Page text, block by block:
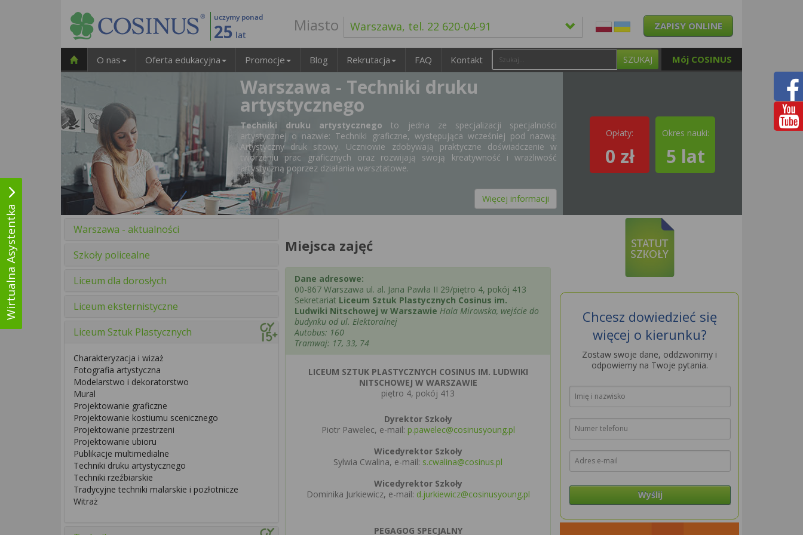
uczymy ponad
25 lat
Miasto Warszawa, tel. 22 620-04-91 ZAPISY ONLINE
Mój COSINUS
O nas Oferta edukacyjna Promocje Blog Rekrutacja FAQ Kontakt SZUKAJ
Warszawa - Techniki druku
artystycznego
Techniki druku artystycznegoto jedna ze specjalizacji specjalności
artystycznej o nazwie: Techniki graficzne, występująca wcześniej pod nazwą:
Artystyczny druk sitowy. Uczniowie zdobywają praktyczne doświadczenie w
tworzeniu prac graficznych oraz rozwijają swoją kreatywność i wrażliwość
artystyczną poprzez działania warsztatowe.
Więcej informacji
Opłaty:
0 zł
Okres nauki:
5 lat
Warszawa - aktualności
Szkoły policealne
Liceum dla dorosłych
Liceum eksternistyczne
Liceum Sztuk Plastycznych
Charakteryzacja i wizaż
Fotografia artystyczna
Modelarstwo i dekoratorstwo
Mural
Projektowanie graficzne
Projektowanie kostiumu scenicznego
Projektowanie przestrzeni
Projektowanie ubioru
Publikacje multimedialne
Techniki druku artystycznego
Techniki rzeźbiarskie
Tradycyjne techniki malarskie i pozłotnicze
Witraż
Miejsca zajęć
Dane adresowe:
00-867 Warszawa ul. al. Jana Pawła II 29/piętro 4, pokój 413
Sekretariat Liceum Sztuk Plastycznych Cosinus im.
Ludwiki Nitschowej w Warszawie Hala Mirowska, wejście do
budynku od ul. Elektoralnej
Autobus: 160
Tramwaj: 17, 33, 74
LICEUM SZTUK PLASTYCZNYCH COSINUS IM. LUDWIKI
NITSCHOWEJ W WARSZAWIE
piętro 4, pokój 413
Dyrektor Szkoły
Piotr Pawelec, e-mail: p.pawelec@cosinusyoung.pl
Wicedyrektor Szkoły
Sylwia Cwalina, e-mail: s.cwalina@cosinus.pl
Wicedyrektor Szkoły
Dominika Jurkiewicz, e-mail: d.jurkiewicz@cosinusyoung.pl
PEGAGOG SPECJALNY
Chcesz dowiedzieć się
więcej o kierunku?
Zostaw swoje dane, oddzwonimy i
odpowiemy na Twoje pytania.
Wyślij
Wirtualna Asystentka